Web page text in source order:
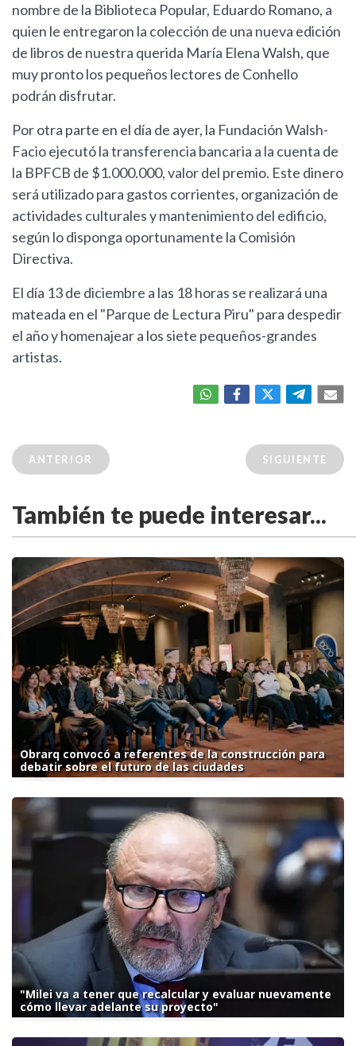
nombre de la Biblioteca Popular, Eduardo Romano, a
quien le entregaron la colección de una nueva edición
de libros de nuestra querida María Elena Walsh, que
muy pronto los pequeños lectores de Conhello
podrán disfrutar.
Por otra parte en el día de ayer, la Fundación Walsh-
Facio ejecutó la transferencia bancaria a la cuenta de
la BPFCB de $1.000.000, valor del premio. Este dinero
será utilizado para gastos corrientes, organización de
actividades culturales y mantenimiento del edificio,
según lo disponga oportunamente la Comisión
Directiva.
El día 13 de diciembre a las 18 horas se realizará una
mateada en el "Parque de Lectura Piru" para despedir
el año y homenajear a los siete pequeños-grandes
artistas.
ANTERIOR SIGUIENTE
También te puede interesar...
Obrarq convocó a referentes de la construcción para
debatir sobre el futuro de las ciudades
"Milei va a tener que recalcular y evaluar nuevamente
cómo llevar adelante su proyecto"